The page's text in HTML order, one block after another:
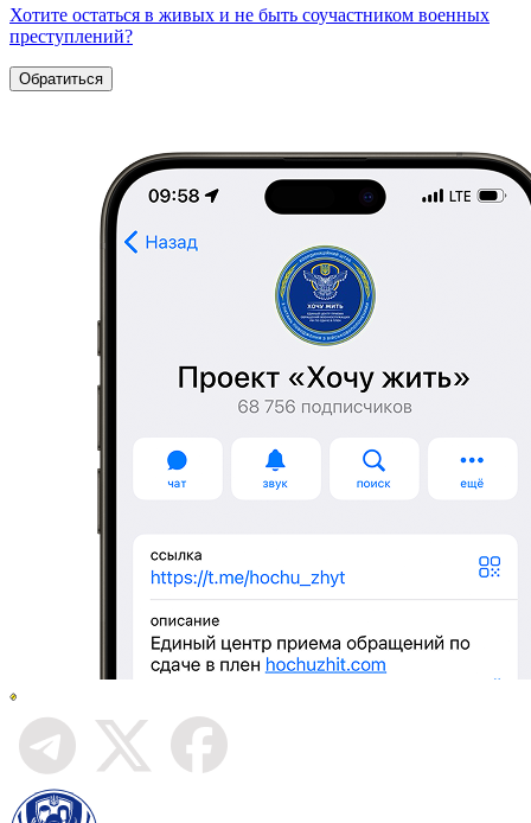
Хотите остаться в живых и не быть соучастником военных
преступлений?
Обратиться